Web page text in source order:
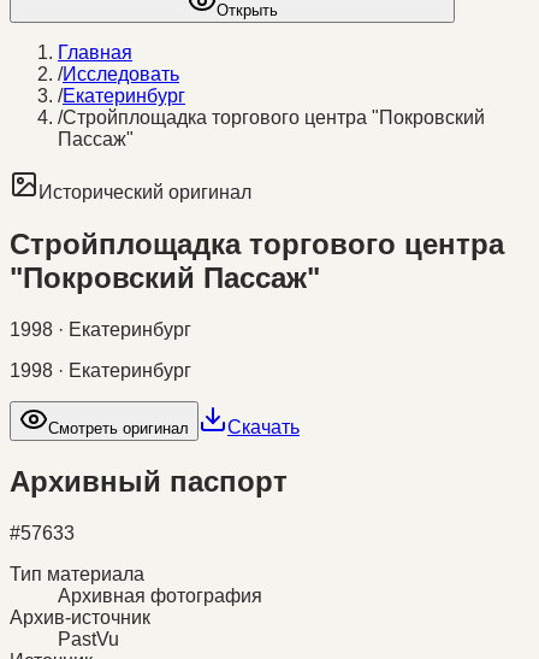
Открыть
Главная
/Исследовать
/Екатеринбург
/Стройплощадка торгового центра "Покровский
Пассаж"
Исторический оригинал
Стройплощадка торгового центра
"Покровский Пассаж"
1998 · Екатеринбург
1998 · Екатеринбург
Смотреть оригинал Скачать
Архивный паспорт
#57633
Тип материала
Архивная фотография
Архив-источник
PastVu